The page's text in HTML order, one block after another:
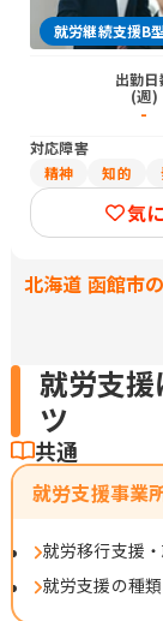
就労継続支援B
出勤日
(週)
-
対応障害
精神
知的
気
北海道 函館市
就労支
ツ
共通
就労支援事業
就労移行支援
就労支援の種類